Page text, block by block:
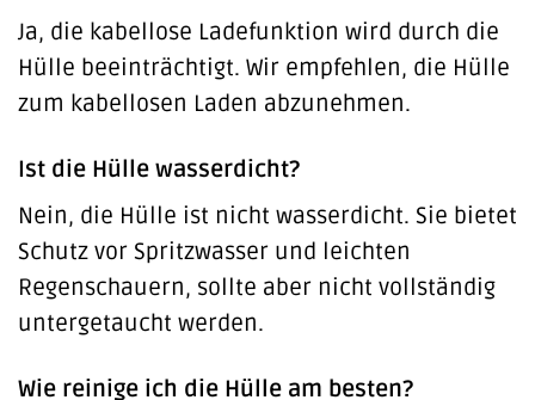
Ja, die kabellose Ladefunktion wird durch die
Hülle beeinträchtigt. Wir empfehlen, die Hülle
zum kabellosen Laden abzunehmen.
Ist die Hülle wasserdicht?
Nein, die Hülle ist nicht wasserdicht. Sie bietet
Schutz vor Spritzwasser und leichten
Regenschauern, sollte aber nicht vollständig
untergetaucht werden.
Wie reinige ich die Hülle am besten?